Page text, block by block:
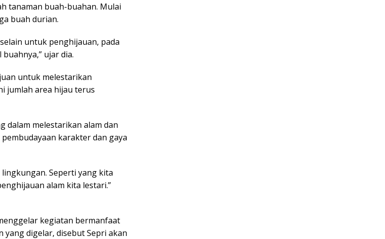
tanaman buah-buahan. Mulai
buah durian.
untuk penghijauan, pada
ujar dia.
untuk melestarikan
jumlah area hijau terus
dalam melestarikan alam dan
karakter dan gaya
Seperti yang kita
alam kita lestari.”
kegiatan bermanfaat
yang digelar, disebut Sepri akan